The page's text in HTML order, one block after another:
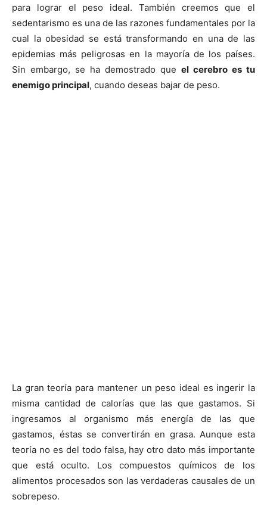
para lograr el peso ideal. También creemos que el
sedentarismo es una de las razones fundamentales por la
cual la obesidad se está transformando en una de las
epidemias más peligrosas en la mayoría de los países.
Sin embargo, se ha demostrado que el cerebro es tu
enemigo principal, cuando deseas bajar de peso.
La gran teoría para mantener un peso ideal es ingerir la
misma cantidad de calorías que las que gastamos. Si
ingresamos al organismo más energía de las que
gastamos, éstas se convertirán en grasa. Aunque esta
teoría no es del todo falsa, hay otro dato más importante
que está oculto. Los compuestos químicos de los
alimentos procesados son las verdaderas causales de un
sobrepeso.